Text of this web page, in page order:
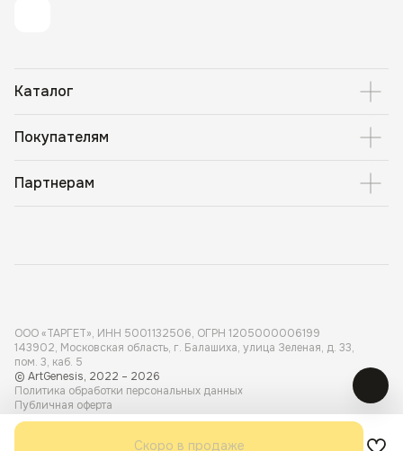
Каталог
Покупателям
Партнерам
ООО «ТАРГЕТ», ИНН 5001 132506, ОГРН 1205000006199
143902, Московская область, г. Балашиха, улица Зеленая, д. 33,
пом. 3, каб. 5
© ArtGenesis, 2022 – 2026
Политика обработки персональных данных
Публичная оферта
Карта сайта